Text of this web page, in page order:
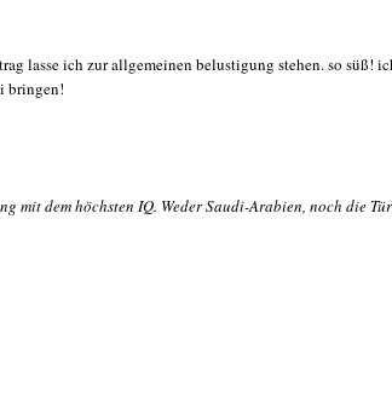
lasse ich zur allgemeinen belustigung stehen. so süß!
bringen!
mit dem höchsten IQ. Weder Saudi-Arabien, noch die